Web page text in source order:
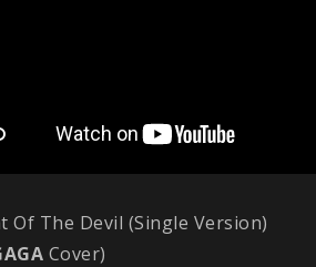
Of The Devil (Single Version)
Cover)